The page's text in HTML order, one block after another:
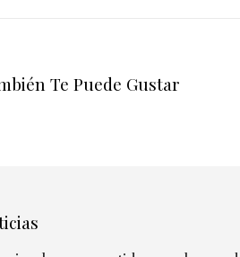
Te Puede Gustar